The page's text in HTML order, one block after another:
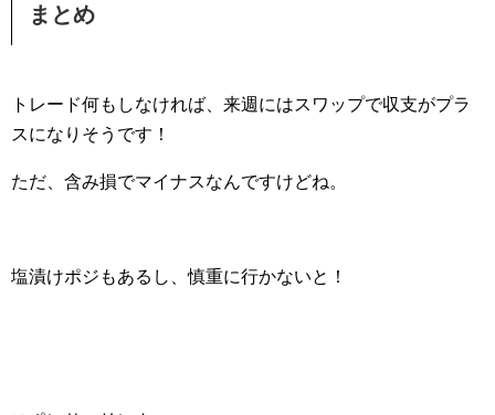
まとめ
トレード何もしなければ、来週にはスワップで収支がプラ
スになりそうです！
ただ、含み損でマイナスなんですけどね。
塩漬けポジもあるし、慎重に行かないと！